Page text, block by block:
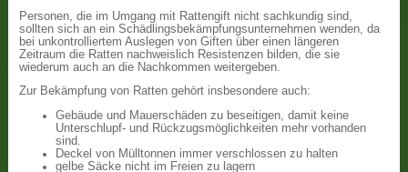
Personen, die im Umgang mit Rattengift nicht sachkundig sind,
sollten sich an ein Schädlingsbekämpfungsunternehmen wenden, da
bei unkontrolliertem Auslegen von Giften über einen längeren
Zeitraum die Ratten nachweislich Resistenzen bilden, die sie
wiederum auch an die Nachkommen weitergeben.
Zur Bekämpfung von Ratten gehört insbesondere auch:
Gebäude und Mauerschäden zu beseitigen, damit keine
Unterschlupf- und Rückzugsmöglichkeiten mehr vorhanden
sind.
Deckel von Mülltonnen immer verschlossen zu halten
gelbe Säcke nicht im Freien zu lagern